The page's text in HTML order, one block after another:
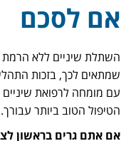
אם לסכם
השתלת שיניים ללא הרמת
שמתאים לכך, בזכות
עם מומחה לרפואת
הטיפול הטוב ביותר עבורך.
אם אתם גרים בראשון